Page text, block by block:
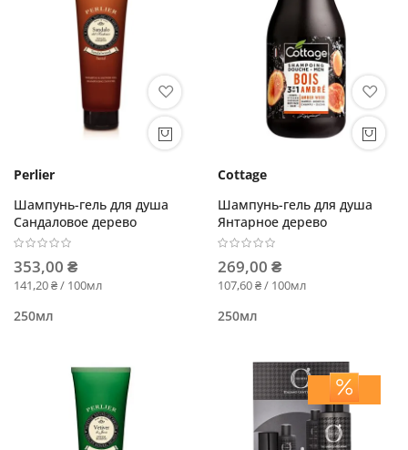
Perlier
Шампунь-гель для душа
Сандаловое дерево
353,00 ₴
141,20 ₴ / 100мл
250мл
Cottage
Шампунь-гель для душа
Янтарное дерево
269,00 ₴
107,60 ₴ / 100мл
250мл